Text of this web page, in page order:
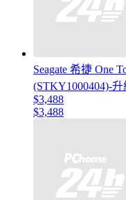
Seagate 希捷 One
(STKY1000404)-升
$3,488
$3,488